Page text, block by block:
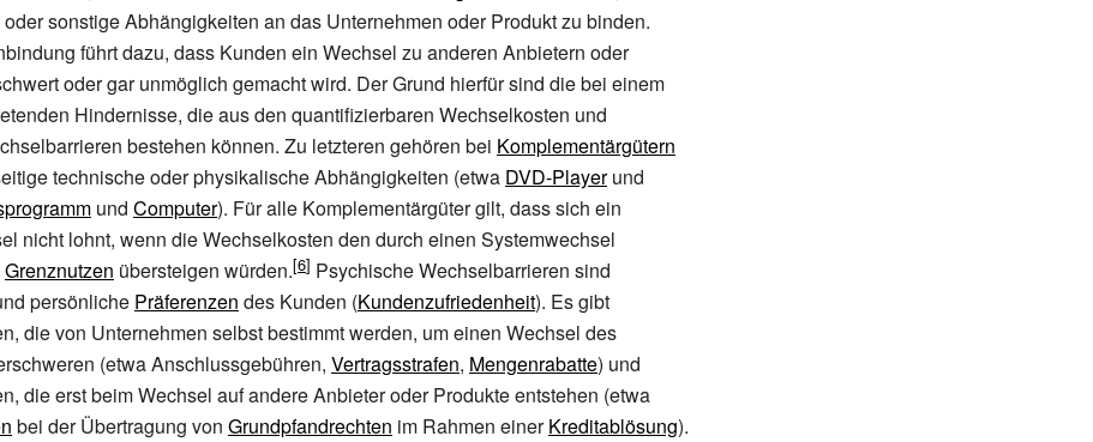
sonstige Abhängigkeiten an das Unternehmen oder Produkt zu binden.
führt dazu, dass Kunden ein Wechsel zu anderen Anbietern oder
oder gar unmöglich gemacht wird. Der Grund hierfür sind die bei einem
Hindernisse, die aus den quantifizierbaren Wechselkosten und
bestehen können. Zu letzteren gehören bei Komplementärgütern
technische oder physikalische Abhängigkeiten (etwa DVD-Playerund
und Computer). Für alle Komplementärgüter gilt, dass sich ein
nicht lohnt, wenn die Wechselkosten den durch einen Systemwechsel
Grenznutzen übersteigen würden.
Psychische Wechselbarrieren sind
persönliche Präferenzen des Kunden (Kundenzufriedenheit). Es gibt
die von Unternehmen selbst bestimmt werden, um einen Wechsel des
(etwa Anschlussgebühren, Vertragsstrafen, Mengenrabatte) und
die erst beim Wechsel auf andere Anbieter oder Produkte entstehen (etwa
bei der Übertragung von Grundpfandrechten im Rahmen einerKreditablösung).